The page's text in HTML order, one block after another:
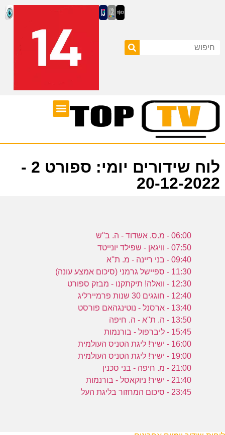
לוח שידורים יומי: ספורט 2 -
20-12-2022
06:00 - מ.ס. אשדוד - ה. ב''ש
07:50 - וויגאן - שפילד יונייטד
09:40 - בני ריינה - מ. ת''א
11:30 - ספיישל גרמני (סיכום אמצע עונה)
12:30 - וואלה! תיקתקנו - מבזק ספורט
12:40 - חוגגים 30 שנות פרמיירליג
13:40 - ארסנל - נוטינגהאם פורסט
13:50 - ה. ת''א - ה. חיפה
15:45 - ליברפול - בורנמות
16:00 - ישיר! ליגת הטניס העולמית
19:00 - ישיר! ליגת הטניס העולמית
21:00 - מ. חיפה - בני סכנין
21:40 - ישיר! ניוקאסל - בורנמות
23:45 - סיכום המחזור בליגת העל